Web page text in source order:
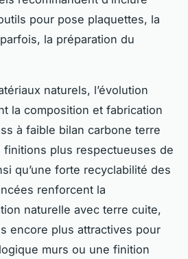
pour pose plaquettes, la
la préparation du
naturels, l’évolution
la composition et fabrication
à faible bilan carbone terre
plus respectueuses de
qu’une forte recyclabilité des
renforcent la
naturelle avec terre cuite,
encore plus attractives pour
murs ou une finition